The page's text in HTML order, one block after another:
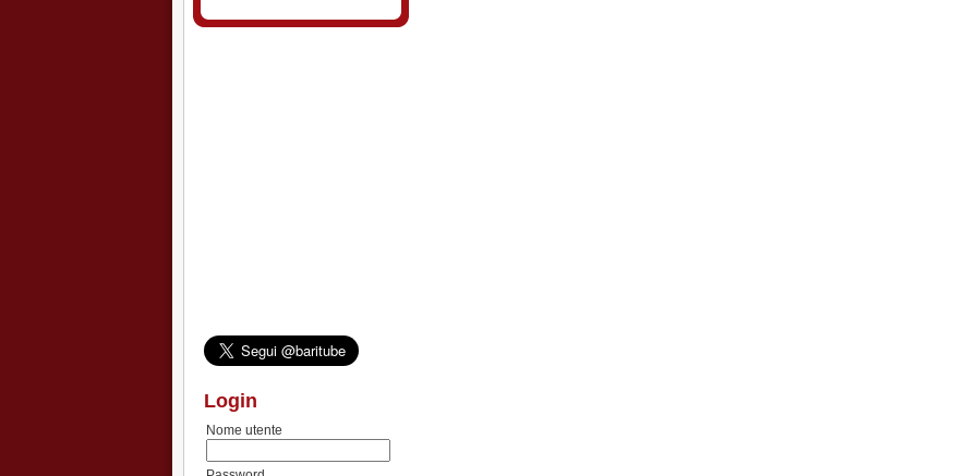
Login
Nome utente